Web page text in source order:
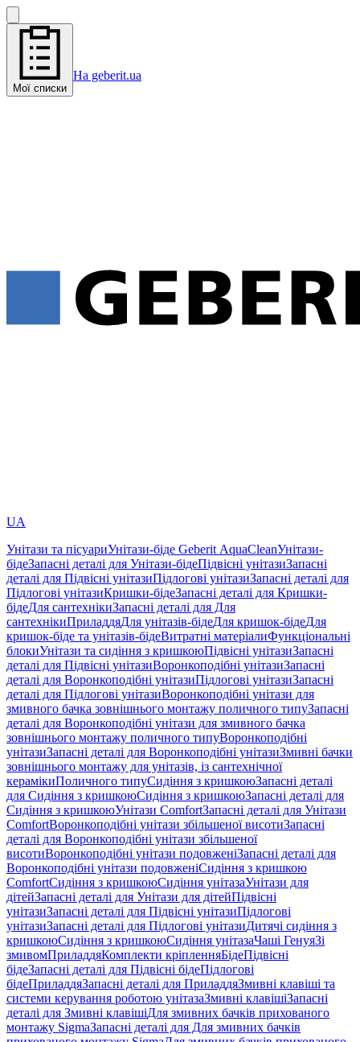
Мої списки
На geberit.ua
UA
Унітази та пісуариУнітази-біде Geberit AquaCleanУнітази-
бідеЗапасні деталі для Унітази-бідеПідвісні унітазиЗапасні
деталі для Підвісні унітазиПідлогові унітазиЗапасні деталі для
Підлогові унітазиКришки-бідеЗапасні деталі для Кришки-
бідеДля сантехнікиЗапасні деталі для Для
сантехнікиПриладдяДля унітазів-бідеДля кришок-бідеДля
кришок-біде та унітазів-бідеВитратні матеріалиФункціональні
блокиУнітази та сидіння з кришкоюПідвісні унітазиЗапасні
деталі для Підвісні унітазиВоронкоподібні унітазиЗапасні
деталі для Воронкоподібні унітазиПідлогові унітазиЗапасні
деталі для Підлогові унітазиВоронкоподібні унітази для
змивного бачка зовнішнього монтажу поличного типуЗапасні
деталі для Воронкоподібні унітази для змивного бачка
зовнішнього монтажу поличного типуВоронкоподібні
унітазиЗапасні деталі для Воронкоподібні унітазиЗмивні бачки
зовнішнього монтажу для унітазів, із сантехнічної
керамікиПоличного типуСидіння з кришкоюЗапасні деталі
для Сидіння з кришкоюСидіння з кришкоюЗапасні деталі для
Сидіння з кришкоюУнітази ComfortЗапасні деталі для Унітази
ComfortВоронкоподібні унітази збільшеної висотиЗапасні
деталі для Воронкоподібні унітази збільшеної
висотиВоронкоподібні унітази подовженіЗапасні деталі для
Воронкоподібні унітази подовженіСидіння з кришкою
ComfortСидіння з кришкоюСидіння унітазаУнітази для
дітейЗапасні деталі для Унітази для дітейПідвісні
унітазиЗапасні деталі для Підвісні унітазиПідлогові
унітазиЗапасні деталі для Підлогові унітазиДитячі сидіння з
кришкоюСидіння з кришкоюСидіння унітазаЧаші ГенуяЗі
змивомПриладдяКомплекти кріпленняБідеПідвісні
бідеЗапасні деталі для Підвісні бідеПідлогові
бідеПриладдяЗапасні деталі для ПриладдяЗмивні клавіші та
системи керування роботою унітазаЗмивні клавішіЗапасні
деталі для Змивні клавішіДля змивних бачків прихованого
монтажу SigmaЗапасні деталі для Для змивних бачків